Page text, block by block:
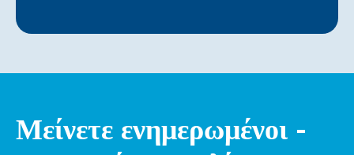
Μείνετε ενημερωμένοι -